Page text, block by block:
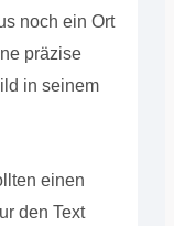
noch ein Ort
präzise
in seinem
einen
den Text